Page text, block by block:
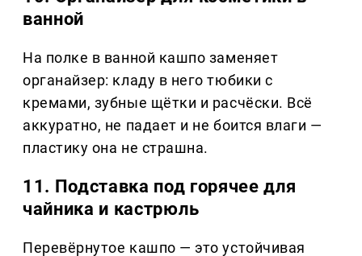
ванной
На полке в ванной кашпо заменяет
органайзер: кладу в него тюбики с
кремами, зубные щётки и расчёски. Всё
аккуратно, не падает и не боится влаги —
пластику она не страшна.
11. Подставка под горячее для
чайника и кастрюль
Перевёрнутое кашпо — это устойчивая